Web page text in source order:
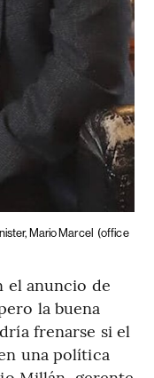
Mario Marcel (office
el anuncio de
la buena
frenarse si el
una política